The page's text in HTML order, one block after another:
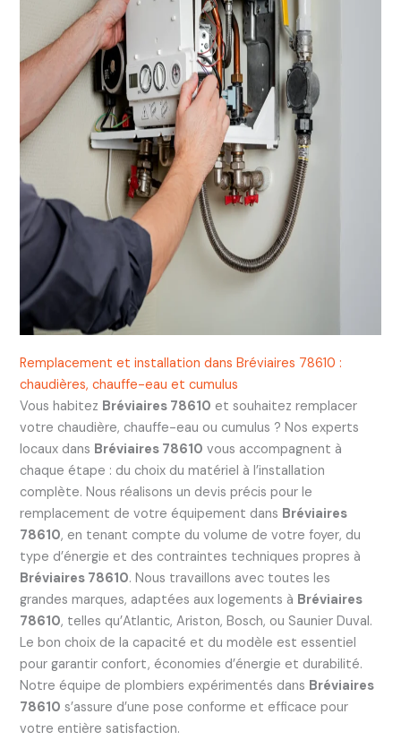
Remplacement et installation dans Bréviaires 78610 :
chaudières, chauffe-eau et cumulus
Vous habitez Bréviaires 78610 et souhaitez remplacer
votre chaudière, chauffe-eau ou cumulus ? Nos experts
locaux dans Bréviaires 78610 vous accompagnent à
chaque étape : du choix du matériel à l’installation
complète. Nous réalisons un devis précis pour le
remplacement de votre équipement dans Bréviaires
78610, en tenant compte du volume de votre foyer, du
type d’énergie et des contraintes techniques propres à
Bréviaires 78610. Nous travaillons avec toutes les
grandes marques, adaptées aux logements à Bréviaires
78610, telles qu’Atlantic, Ariston, Bosch, ou Saunier Duval.
Le bon choix de la capacité et du modèle est essentiel
pour garantir confort, économies d’énergie et durabilité.
Notre équipe de plombiers expérimentés dans Bréviaires
78610 s’assure d’une pose conforme et efficace pour
votre entière satisfaction.